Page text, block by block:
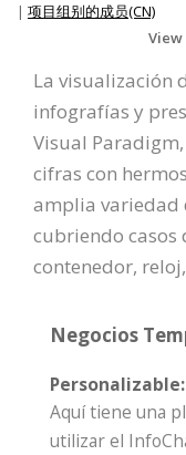
| 项目组别的成员(CN)
La visualización
infografías y
Visual
cifras con
amplia variedad
cubriendo casos
contenedor,
Negocios
Personalizable:
Aquí tiene una
utilizar el